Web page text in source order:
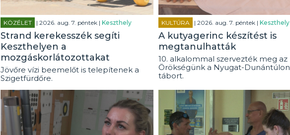
KÖZÉLET | 2026. aug. 7. péntek | Keszthely
Strand kerekesszék segíti
Keszthelyen a
mozgáskorlátozottakat
Jövőre vízi beemelőt is telepítenek a
Szigetfürdőre.
KULTÚRA | 2026. aug. 7. péntek | Keszthely
A kutyagerinc készítést is
megtanulhatták
10. alkalommal szervezték meg az
Örökségünk a Nyugat-Dunántúlon
tábort.